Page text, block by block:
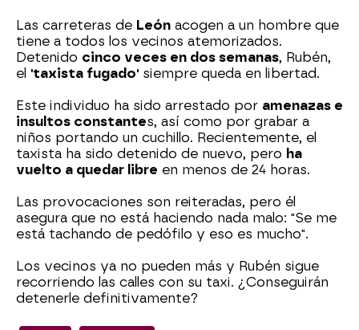
Las carreteras de León acogen a un hombre que
tiene a todos los vecinos atemorizados.
Detenido cinco veces en dos semanas, Rubén,
el 'taxista fugado' siempre queda en libertad.
Este individuo ha sido arrestado por amenazas e
insultos constantes, así como por grabar a
niños portando un cuchillo. Recientemente, el
taxista ha sido detenido de nuevo, pero ha
vuelto a quedar libre en menos de 24 horas.
Las provocaciones son reiteradas, pero él
asegura que no está haciendo nada malo: "Se me
está tachando de pedófilo y eso es mucho".
Los vecinos ya no pueden más y Rubén sigue
recorriendo las calles con su taxi. ¿Conseguirán
detenerle definitivamente?